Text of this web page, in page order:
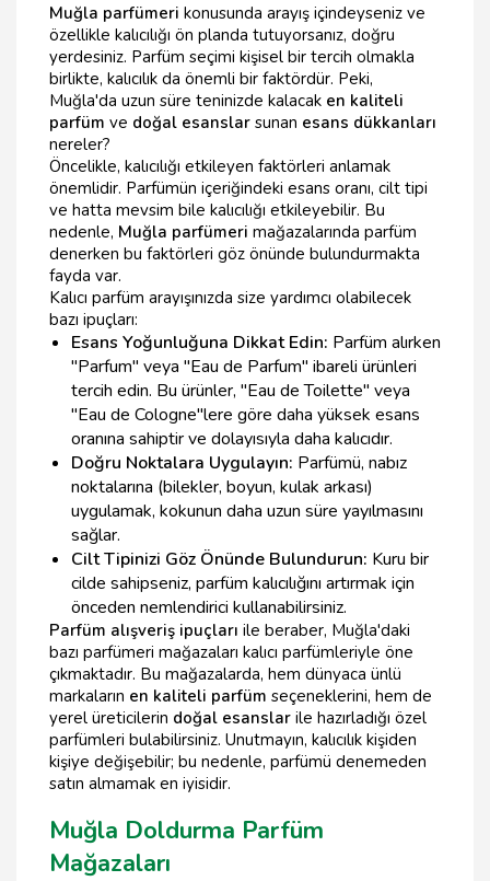
Muğla parfümeri konusunda arayış içindeyseniz ve
özellikle kalıcılığı ön planda tutuyorsanız, doğru
yerdesiniz. Parfüm seçimi kişisel bir tercih olmakla
birlikte, kalıcılık da önemli bir faktördür. Peki,
Muğla'da uzun süre teninizde kalacak en kaliteli
parfüm ve doğal esanslar sunan esans dükkanları
nereler?
Öncelikle, kalıcılığı etkileyen faktörleri anlamak
önemlidir. Parfümün içeriğindeki esans oranı, cilt tipi
ve hatta mevsim bile kalıcılığı etkileyebilir. Bu
nedenle, Muğla parfümeri mağazalarında parfüm
denerken bu faktörleri göz önünde bulundurmakta
fayda var.
Kalıcı parfüm arayışınızda size yardımcı olabilecek
bazı ipuçları:
Esans Yoğunluğuna Dikkat Edin: Parfüm alırken
"Parfum" veya "Eau de Parfum" ibareli ürünleri
tercih edin. Bu ürünler, "Eau de Toilette" veya
"Eau de Cologne"lere göre daha yüksek esans
oranına sahiptir ve dolayısıyla daha kalıcıdır.
Doğru Noktalara Uygulayın: Parfümü, nabız
noktalarına (bilekler, boyun, kulak arkası)
uygulamak, kokunun daha uzun süre yayılmasını
sağlar.
Cilt Tipinizi Göz Önünde Bulundurun: Kuru bir
cilde sahipseniz, parfüm kalıcılığını artırmak için
önceden nemlendirici kullanabilirsiniz.
Parfüm alışveriş ipuçları ile beraber, Muğla'daki
bazı parfümeri mağazaları kalıcı parfümleriyle öne
çıkmaktadır. Bu mağazalarda, hem dünyaca ünlü
markaların en kaliteli parfüm seçeneklerini, hem de
yerel üreticilerin doğal esanslar ile hazırladığı özel
parfümleri bulabilirsiniz. Unutmayın, kalıcılık kişiden
kişiye değişebilir; bu nedenle, parfümü denemeden
satın almamak en iyisidir.
Muğla Doldurma Parfüm
Mağazaları